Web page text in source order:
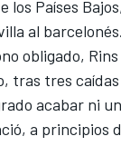
los Países
al barcelonés.
obligado,
tras tres
acabar ni
a principios